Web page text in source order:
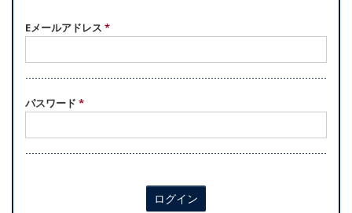
Eメールアドレス *
パスワード *
ログイン